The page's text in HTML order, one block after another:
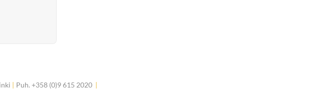
| Puh. +358 (0)9 615 2020 |